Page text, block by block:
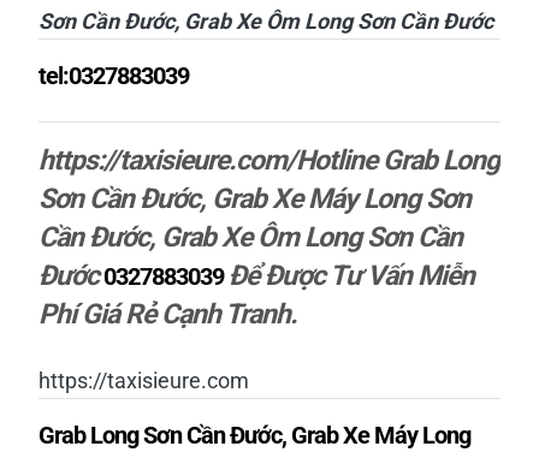
Sơn Cần Đước, Grab Xe Ôm Long Sơn Cần Đước
tel:0327883039
https://taxisieure.com/Hotline Grab Long
Sơn Cần Đước, Grab Xe Máy Long Sơn
Cần Đước, Grab Xe Ôm Long Sơn Cần
Đước0327883039 ĐểĐược Tư Vấn Miễn
Phí Giá Rẻ Cạnh Tranh.
https://taxisieure.com
Grab Long Sơn Cần Đước, Grab Xe Máy Long